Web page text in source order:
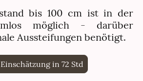
bis 100 cm ist in der
möglich - darüber
Aussteifungen benötigt.
in 72 Std